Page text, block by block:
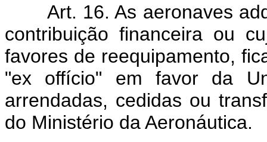
Art. 16. As aeronaves
contribuição financeira ou
favores de reequipamento,
"ex offício" em favor da
arrendadas, cedidas ou
do Ministério da Aeronáutica.